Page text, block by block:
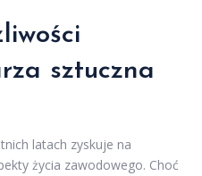
sztuczna
latach zyskuje na
życia zawodowego. Choć